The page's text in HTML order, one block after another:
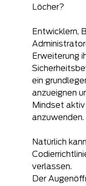
Löcher?
Entwicklern,
Erweiterung
ein
anzueignen
Mindset
anzuwenden.
Natürlich
verlassen.
Der